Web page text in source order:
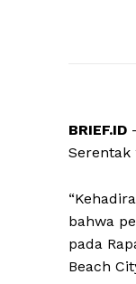
BRIEF.ID
Serentak
bahwa
pada
Beach